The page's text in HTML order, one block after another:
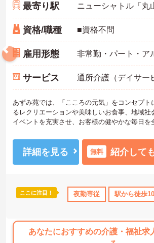
交通費支給
最寄り駅
資格/職種 ■資格不問
雇用形態
サービス 通所介護（デイサー
あずみ苑では、「こころの元気」をコンセプト
るレクリエーションや美味しいお食事、地域社
イベントを充実させ、お客様の健やかな毎日を
「職員のはたらきやすい職場づくり」にも力を
ライフバランスを大切にしています。福利厚生
く安心して働いていいただける環境です。社内
詳細を見る 無料 紹介して
ここに注目！ 夜勤専従 駅から徒歩
あなたにおすすめの介護・福祉求